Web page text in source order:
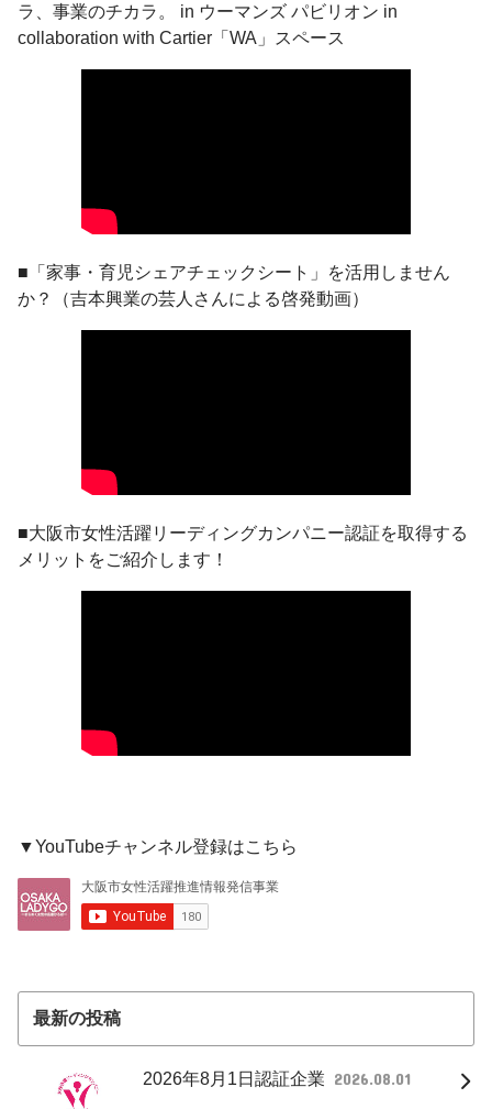
ラ、事業のチカラ。 in ウーマンズ パビリオン in
collaboration with Cartier「WA」スペース
■「家事・育児シェアチェックシート」を活用しません
か？（吉本興業の芸人さんによる啓発動画）
■大阪市女性活躍リーディングカンパニー認証を取得する
メリットをご紹介します！
▼YouTubeチャンネル登録はこちら
最新の投稿
2026年8月1日認証企業 2026.08.01